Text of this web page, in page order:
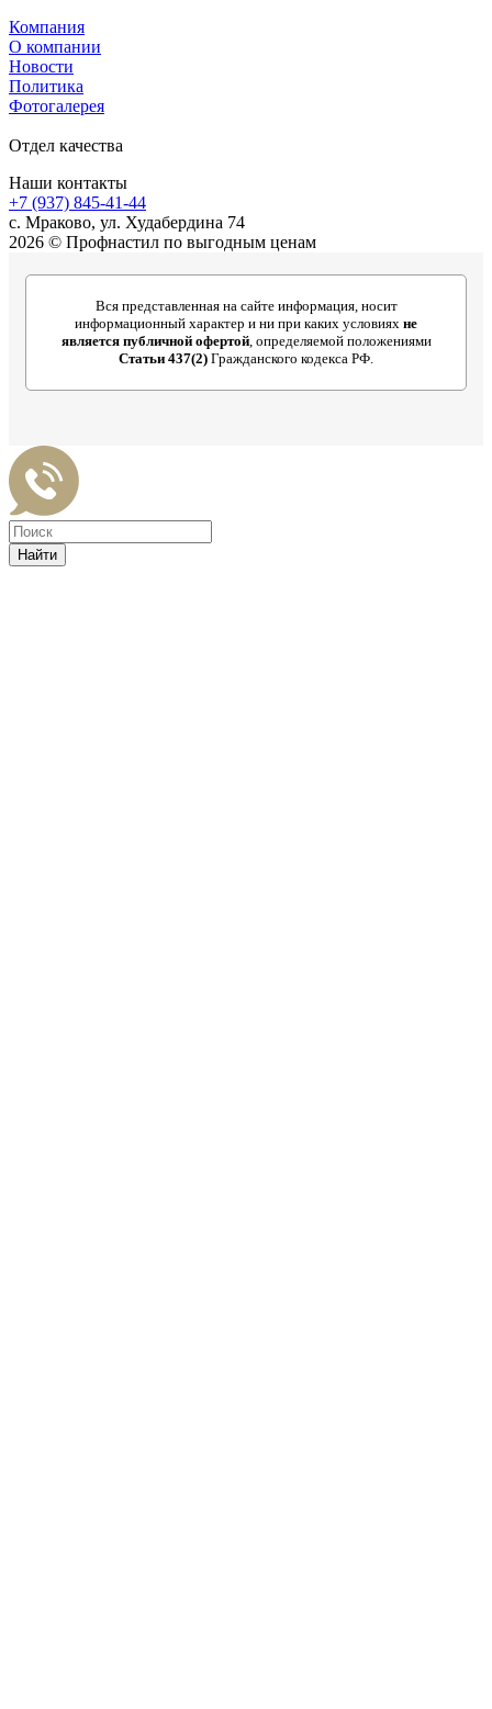
Компания
О компании
Новости
Политика
Фотогалерея
Отдел качества
Наши контакты
+7 (937) 845-41-44
с. Мраково, ул. Худабердина 74
2026 © Профнастил по выгодным ценам
Вся представленная на сайте информация, носит
информационный характер и ни при каких условиях не
является публичной офертой, определяемой положениями
Статьи 437(2) Гражданского кодекса РФ.
Найти